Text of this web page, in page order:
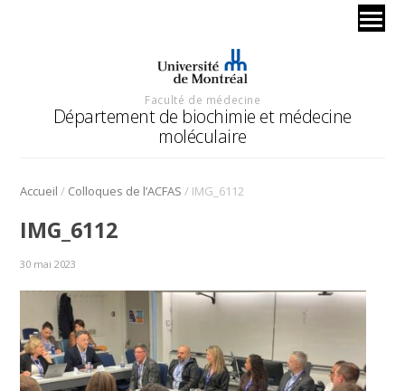
Faculté de médecine
Département de biochimie et médecine
moléculaire
Accueil / Colloques de l’ACFAS / IMG_6112
IMG_6112
30 mai 2023